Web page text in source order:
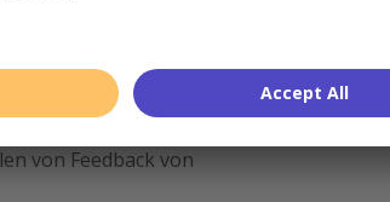
Zeitraum auf
einschließlich
von Feedback von